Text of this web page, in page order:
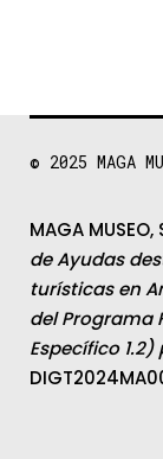
© 2025 MAGA
MAGA MUSEO,
de Ayudas
turísticas en
del Programa
Específico 1.2)